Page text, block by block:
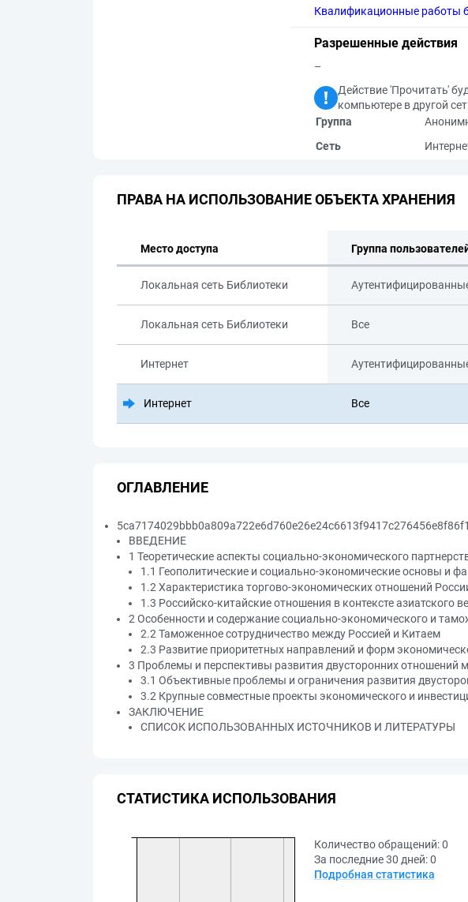
Квалификационные работы
Разрешенные действия
–
Действие 'Прочитать'
компьютере в другой
Группа
Сеть
ПРАВА НА ИСПОЛЬЗОВАНИЕ ОБЪЕКТА ХРАНЕНИЯ
Место доступа Группа
Локальная сеть Библиотеки
Локальная сеть Библиотеки Все
Интернет
Интернет Все
ОГЛАВЛЕНИЕ
ВВЕДЕНИЕ
1 Теоретические аспекты социально-экономического
1.1 Геополитические и социально-экономические основы и
1.2 Характеристика торгово-экономических отношений
1.3 Российско-китайские отношения в контексте азиатского
2 Особенности и содержание социально-экономического и
2.2 Таможенное сотрудничество между Россией и Китаем
2.3 Развитие приоритетных направлений и форм
3 Проблемы и перспективы развития двусторонних отношений
3.1 Объективные проблемы и ограничения развития
3.2 Крупные совместные проекты экономического и
ЗАКЛЮЧЕНИЕ
СПИСОК ИСПОЛЬЗОВАННЫХ ИСТОЧНИКОВ И ЛИТЕРАТУРЫ
СТАТИСТИКА ИСПОЛЬЗОВАНИЯ
Количество обращений:0
За последние 30 дней:0
Подробная статистика